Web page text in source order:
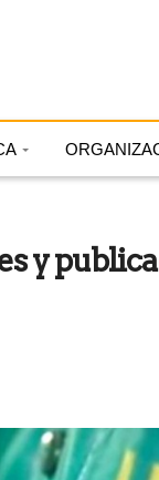
y